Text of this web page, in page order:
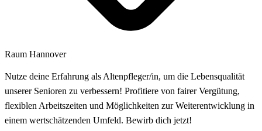
Raum Hannover
Nutze deine Erfahrung als Altenpfleger/in, um die Lebensqualität
unserer Senioren zu verbessern! Profitiere von fairer Vergütung,
flexiblen Arbeitszeiten und Möglichkeiten zur Weiterentwicklung in
einem wertschätzenden Umfeld. Bewirb dich jetzt!